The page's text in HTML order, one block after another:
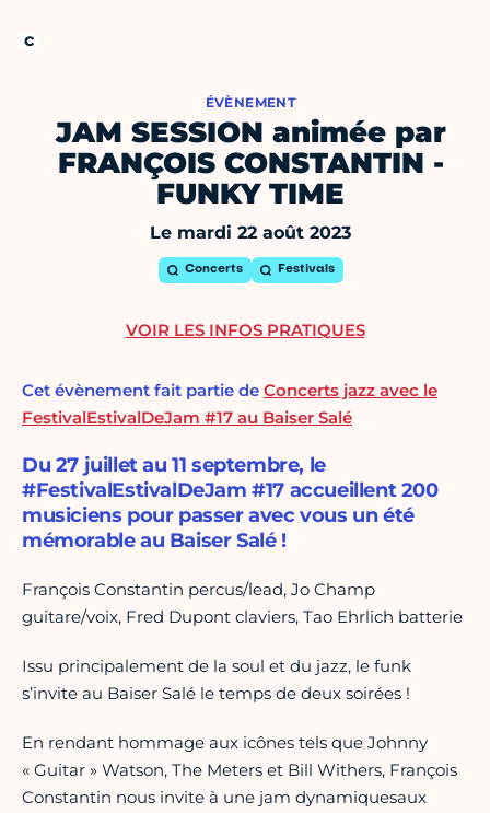
ÉVÈNEMENT
JAM SESSION animée par
FRANÇOIS CONSTANTIN -
FUNKY TIME
Le mardi 22 août 2023
Concerts Festivals
Cet évènement fait partie de Concerts jazz avec le
FestivalEstivalDeJam #17 au Baiser Salé
Du 27 juillet au 11 septembre, le
#FestivalEstivalDeJam #17 accueillent 200
musiciens pour passer avec vous un été
mémorable au Baiser Salé !
François Constantin percus/lead, Jo Champ
guitare/voix, Fred Dupont claviers, Tao Ehrlich batterie
Issu principalement de la soul et du jazz, le funk
s’invite au Baiser Salé le temps de deux soirées !
En rendant hommage aux icônes tels que Johnny
« Guitar » Watson, The Meters et Bill Withers, François
Constantin nous invite à une jam dynamiquesaux
VOIR LES INFOS PRATIQUES